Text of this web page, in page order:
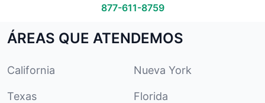
877-611-8759
ÁREAS QUE ATENDEMOS
California Nueva York
Texas Florida